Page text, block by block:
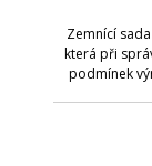
Zemnící
která při
podmínek